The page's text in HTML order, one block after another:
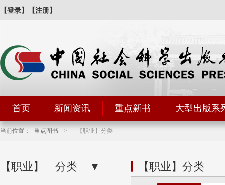
【登录】 【注册】
首页 新闻资讯 重点新书 大型出版系
当前位置： 重点图书 > 【职业】分类
【职业】 分类 ▼ 【职业】分类